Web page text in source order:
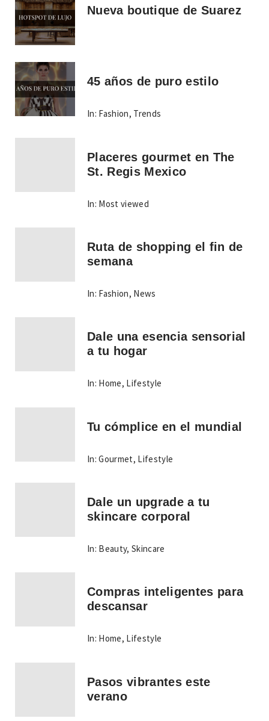
Nueva boutique de Suarez
45 años de puro estilo
In: Fashion, Trends
Placeres gourmet en The
St. Regis Mexico
In: Most viewed
Ruta de shopping el fin de
semana
In: Fashion, News
Dale una esencia sensorial
a tu hogar
In: Home, Lifestyle
Tu cómplice en el mundial
In: Gourmet, Lifestyle
Dale un upgrade a tu
skincare corporal
In: Beauty,Skincare
Compras inteligentes para
descansar
In: Home, Lifestyle
Pasos vibrantes este
verano